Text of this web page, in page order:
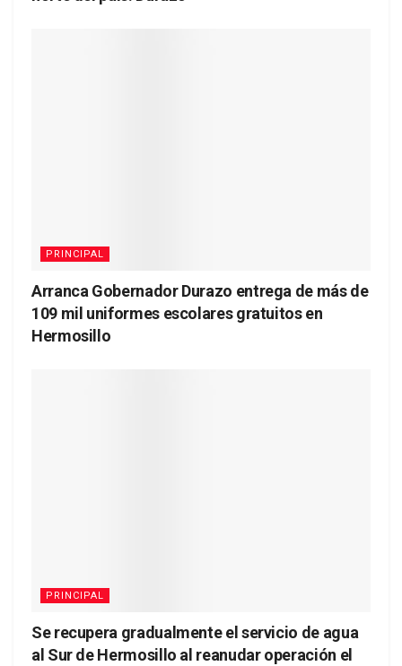
PRINCIPAL
Arranca Gobernador Durazo entrega de más de
109 mil uniformes escolares gratuitos en
Hermosillo
PRINCIPAL
Se recupera gradualmente el servicio de agua
al Sur de Hermosillo al reanudar operación el